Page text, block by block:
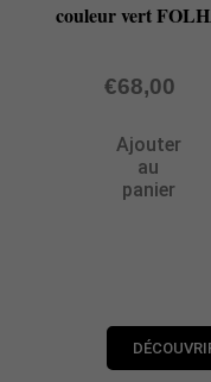
couleur vert
€68,00
Ajouter
au
panier